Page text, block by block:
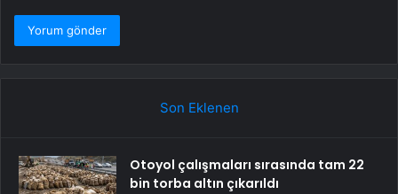
Son Eklenen
Otoyol çalışmaları sırasında tam 22
bin torba altın çıkarıldı